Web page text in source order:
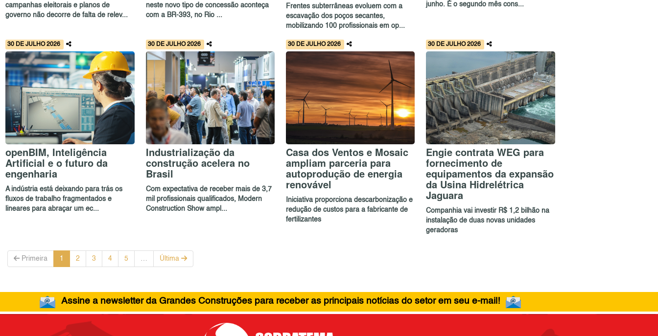
campanhas eleitorais e planos de
governo não decorre de falta de relev...
neste novo tipo de concessão aconteça
com a BR-393, no Rio ...
Frentes subterrâneas evoluem com a
escavação dos poços secantes,
mobilizando 100 profissionais em op...
junho. É o segundo mês cons...
30 DE JULHO 2026
openBIM, Inteligência
Artificial e o futuro da
engenharia
A indústria está deixando para trás os
fluxos de trabalho fragmentados e
lineares para abraçar um ec...
30 DE JULHO 2026
Industrialização da
construção acelera no
Brasil
Com expectativa de receber mais de 3,7
mil profissionais qualificados, Modern
Construction Show ampl...
30 DE JULHO 2026
Casa dos Ventos e Mosaic
ampliam parceria para
autoprodução de energia
renovável
Iniciativa proporciona descarbonização e
redução de custos para a fabricante de
fertilizantes
30 DE JULHO 2026
Engie contrata WEG para
fornecimento de
equipamentos da expansão
da Usina Hidrelétrica
Jaguara
Companhia vai investir R$ 1,2 bilhão na
instalação de duas novas unidades
geradoras
Primeira 1 2 3 4 5 Última
Assine a newsletter da Grandes Construções para receber as principais notícias do setor em seu e-mail!